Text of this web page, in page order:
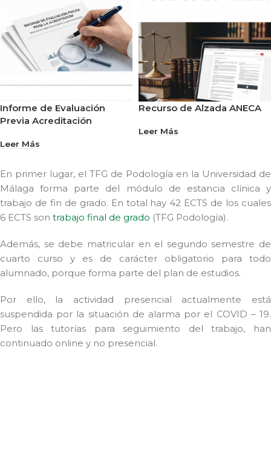
Informe de Evaluación
Previa Acreditación
Leer Más
Recurso de Alzada ANECA
Leer Más
En primer lugar, el TFG de Podología en la Universidad de
Málaga forma parte del módulo de estancia clínica y
trabajo de fin de grado. En total hay 42 ECTS de los cuales
6 ECTS son trabajo final de grado (TFG Podología).
Además, se debe matricular en el segundo semestre de
cuarto curso y es de carácter obligatorio para todo
alumnado, porque forma parte del plan de estudios.
Por ello, la actividad presencial actualmente está
suspendida por la situación de alarma por el COVID – 19.
Pero las tutorías para seguimiento del trabajo, han
continuado online y no presencial.